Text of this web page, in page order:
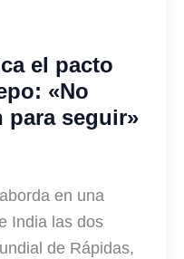
el pacto
«No
para seguir»
en una
India las dos
de Rápidas,